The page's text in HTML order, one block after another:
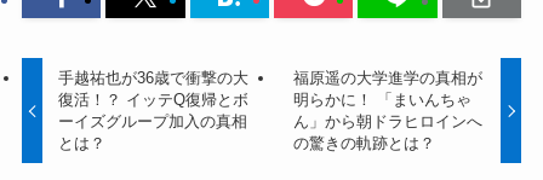
手越祐也が36歳で衝撃の大
復活！？ イッテQ復帰とボ
ーイズグループ加入の真相
とは？
福原遥の大学進学の真相が
明らかに！ 「まいんちゃ
ん」から朝ドラヒロインへ
の驚きの軌跡とは？